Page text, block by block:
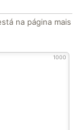
na página mais
1000